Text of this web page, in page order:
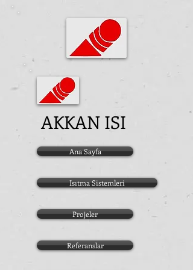
AKKAN ISI
Ana Sayfa
Isıtma Sistemleri
Projeler
Referanslar